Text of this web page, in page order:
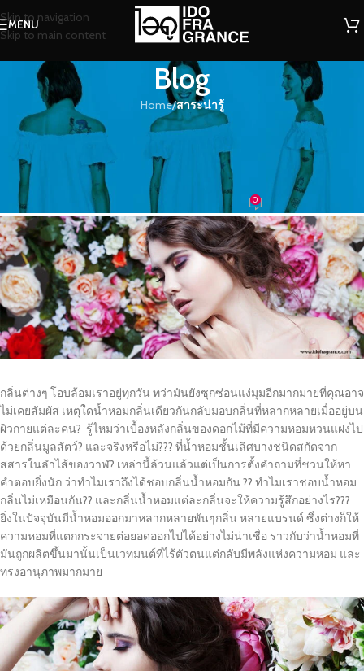
Skip to navigation
Skip to main content
MENU
Blog
Home/สาระน่ารู้
สาระน่ารู้
กลิ่นหอมคือ…เวทมนต์ที่ไร้ตัวตนแต่มี
พลังที่ทรงอานุภาพ
น้องน้ำหอม On 16/05/2017 0
กลิ่นต่างๆ โอบล้อมเราอยู่ทุกวัน ทว่ามันยังซุกซ่อนแง่มุมอีกมากมายที่คุณอาจ
ไม่เคยสัมผัส เหตุใดน้ำหอมกลิ่นเดียวกันกลับมอบกลิ่นที่หลากหลายเมื่ออยู่บน
ผิวกายแต่ละคน? รู้ไหมว่าเบื้องหลังกลิ่นของดอกไม้ที่มีความหอมหวนแฝงไป
ด้วยกลิ่นมูลสัตว์? และจริงหรือไม่??? ที่น้ำหอมชั้นเลิศบางชนิดสกัดจาก
สสารในลำไส้ของวาฬ? เหล่านี้ล้วนแล้วแต่เป็นการตั้งคำถามที่ชวนให้หา
คำตอบยิ่งนัก ว่าทำไมเราถึงได้ชอบกลิ่นน้ำหอมกัน ?? ทำไมเราชอบน้ำหอม
กลิ่นไม่เหมือนกัน?? และกลิ่นน้ำหอมแต่ละกลิ่นจะให้ความรู้สึกอย่างไร???
ยิ่งในปัจจุบันมีน้ำหอมออกมาหลากหลายพันๆกลิ่น หลายแบรนด์ ซึ่งต่างก็ให้
ความหอมที่แตกกระจายต่อยอดออกไปได้อย่างไม่น่าเชื่อ ราวกับว่าน้ำหอมที่
มันถูกผลิตขึ้นมานั้นเป็นเวทมนต์ที่ไร้ตัวตนแต่กลับมีพลังแห่งความหอม และ
ทรงอานุภาพมากมาย